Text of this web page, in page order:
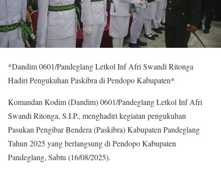
*Dandim 0601/Pandeglang Letkol Inf Afri Swandi Ritonga
Hadiri Pengukuhan Paskibra di Pendopo Kabupaten*
Komandan Kodim (Dandim) 0601/Pandeglang Letkol Inf Afri
Swandi Ritonga, S.I.P., menghadiri kegiatan pengukuhan
Pasukan Pengibar Bendera (Paskibra) Kabupaten Pandeglang
Tahun 2025 yang berlangsung di Pendopo Kabupaten
Pandeglang, Sabtu (16/08/2025).